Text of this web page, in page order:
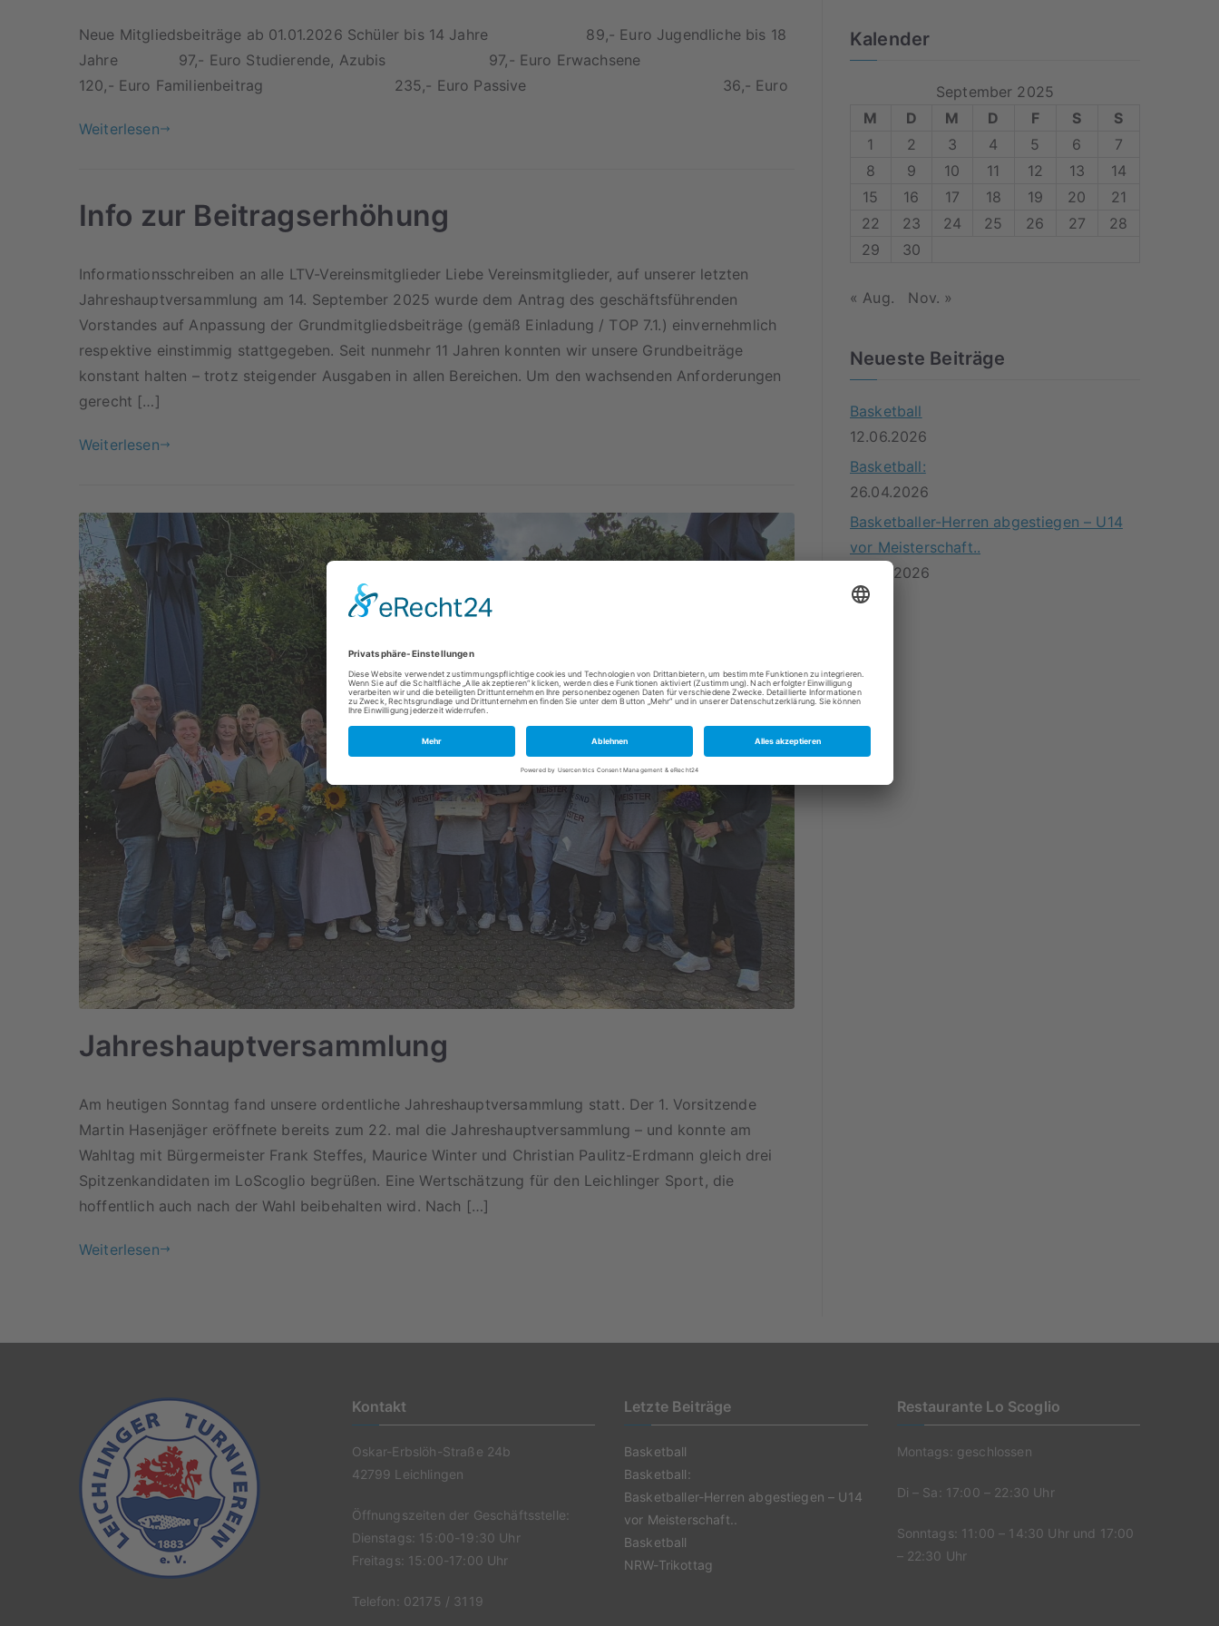
Neue Mitgliedsbeiträge ab 01.01.2026 Schüler bis 14 Jahre 89,- Euro Jugendliche bis 18
Jahre 97,- Euro Studierende, Azubis 97,- Euro Erwachsene
120,- Euro Familienbeitrag 235,- Euro Passive 36,- Euro
Weiterlesen
Info zur Beitragserhöhung
Informationsschreiben an alle LTV-Vereinsmitglieder Liebe Vereinsmitglieder, auf unserer letzten
Jahreshauptversammlung am 14. September 2025 wurde dem Antrag des geschäftsführenden
Vorstandes auf Anpassung der Grundmitgliedsbeiträge (gemäß Einladung / TOP 7.1.) einvernehmlich
respektive einstimmig stattgegeben. Seit nunmehr 11 Jahren konnten wir unsere Grundbeiträge
konstant halten – trotz steigender Ausgaben in allen Bereichen. Um den wachsenden Anforderungen
gerecht […]
Weiterlesen
Jahreshauptversammlung
Am heutigen Sonntag fand unsere ordentliche Jahreshauptversammlung statt. Der 1. Vorsitzende
Martin Hasenjäger eröffnete bereits zum 22. mal die Jahreshauptversammlung – und konnte am
Wahltag mit Bürgermeister Frank Steffes, Maurice Winter und Christian Paulitz-Erdmann gleich drei
Spitzenkandidaten im LoScoglio begrüßen. Eine Wertschätzung für den Leichlinger Sport, die
hoffentlich auch nach der Wahl beibehalten wird. Nach […]
Weiterlesen
Kalender
September 2025
M
D M D F S
S
1
2 3 4 5 6
7
8
9 10 11 12 13
14
15
16 17 18 19 20
21
22
23 24 25 26 27
28
29
30
« Aug. Nov. »
Neueste Beiträge
Basketball
12.06.2026
Basketball:
26.04.2026
Basketballer-Herren abgestiegen – U14
vor Meisterschaft..
20.04.2026
Kontakt
Oskar-Erbslöh-Straße 24b
42799 Leichlingen
Öffnungszeiten der Geschäftsstelle:
Dienstags: 15:00-19:30 Uhr
Freitags: 15:00-17:00 Uhr
Telefon: 02175 / 3119
Letzte Beiträge
Basketball
Basketball:
Basketballer-Herren abgestiegen – U14
vor Meisterschaft..
Basketball
NRW-Trikottag
Restaurante Lo Scoglio
Montags: geschlossen
Di – Sa: 17:00 – 22:30 Uhr
Sonntags: 11:00 – 14:30 Uhr und 17:00
– 22:30 Uhr